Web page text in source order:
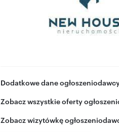
Dodatkowe dane
Olsztyn
PL
Zobacz wszystkie oferty
Zobacz wizytówkę